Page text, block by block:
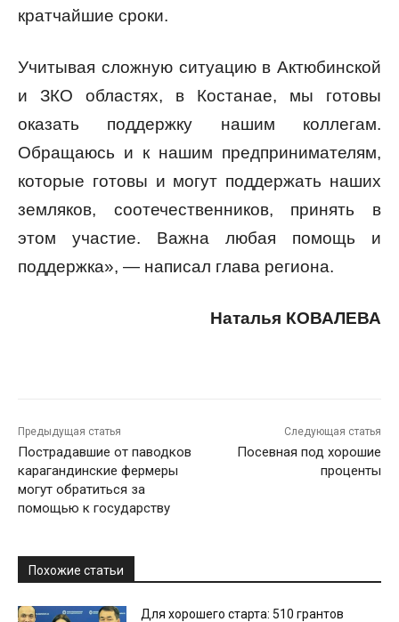
кратчайшие сроки.
Учитывая сложную ситуацию в Актюбинской
и ЗКО областях, в Костанае, мы готовы
оказать поддержку нашим коллегам.
Обращаюсь и к нашим предпринимателям,
которые готовы и могут поддержать наших
земляков, соотечественников, принять в
этом участие. Важна любая помощь и
поддержка», — написал глава региона.
Наталья КОВАЛЕВА
Предыдущая статья
Пострадавшие от паводков
карагандинские фермеры
могут обратиться за
помощью к государству
Следующая статья
Посевная под хорошие
проценты
Похожие статьи
Для хорошего старта: 510 грантов